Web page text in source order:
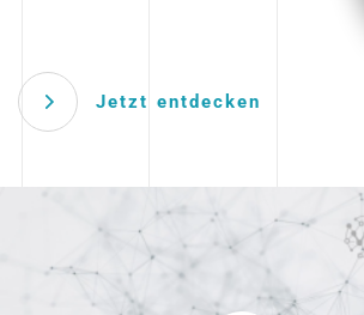
Jetzt entdecken